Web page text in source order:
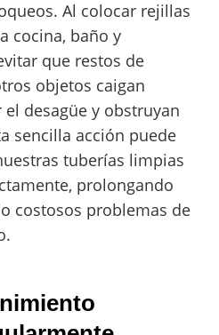
Al colocar rejillas
cocina, baño y
que restos de
objetos caigan
desagüe y obstruyan
sencilla acción puede
tuberías limpias
prolongando
costosos problemas de